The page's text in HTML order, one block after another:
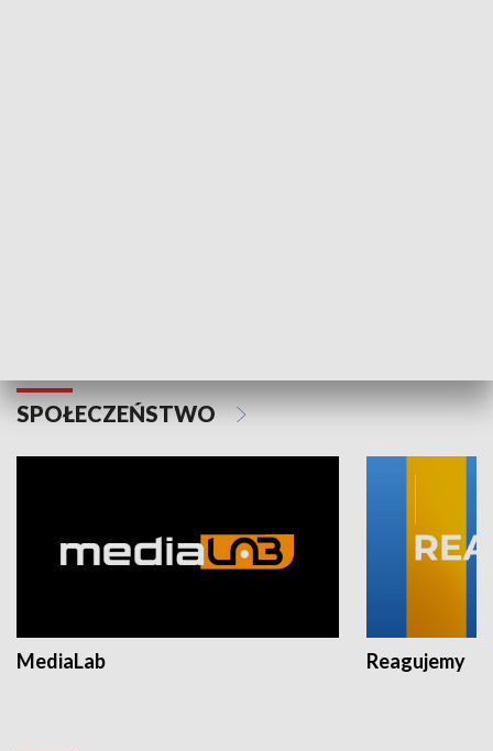
SPOŁECZEŃSTWO
MediaLab Reagujemy